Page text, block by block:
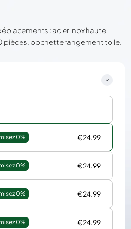
: acier inox haute
pièces, pochette rangement toile.
0% €24.99
0% €24.99
0% €24.99
0% €24.99